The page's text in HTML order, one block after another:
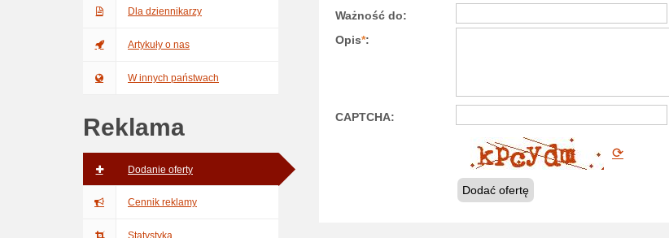
Dla dziennikarzy
Artykuły o nas
W innych państwach
Reklama
Dodanie oferty
Cennik reklamy
Statystyka
Ważność do:
Opis*:
CAPTCHA:
⟳
Dodać ofertę